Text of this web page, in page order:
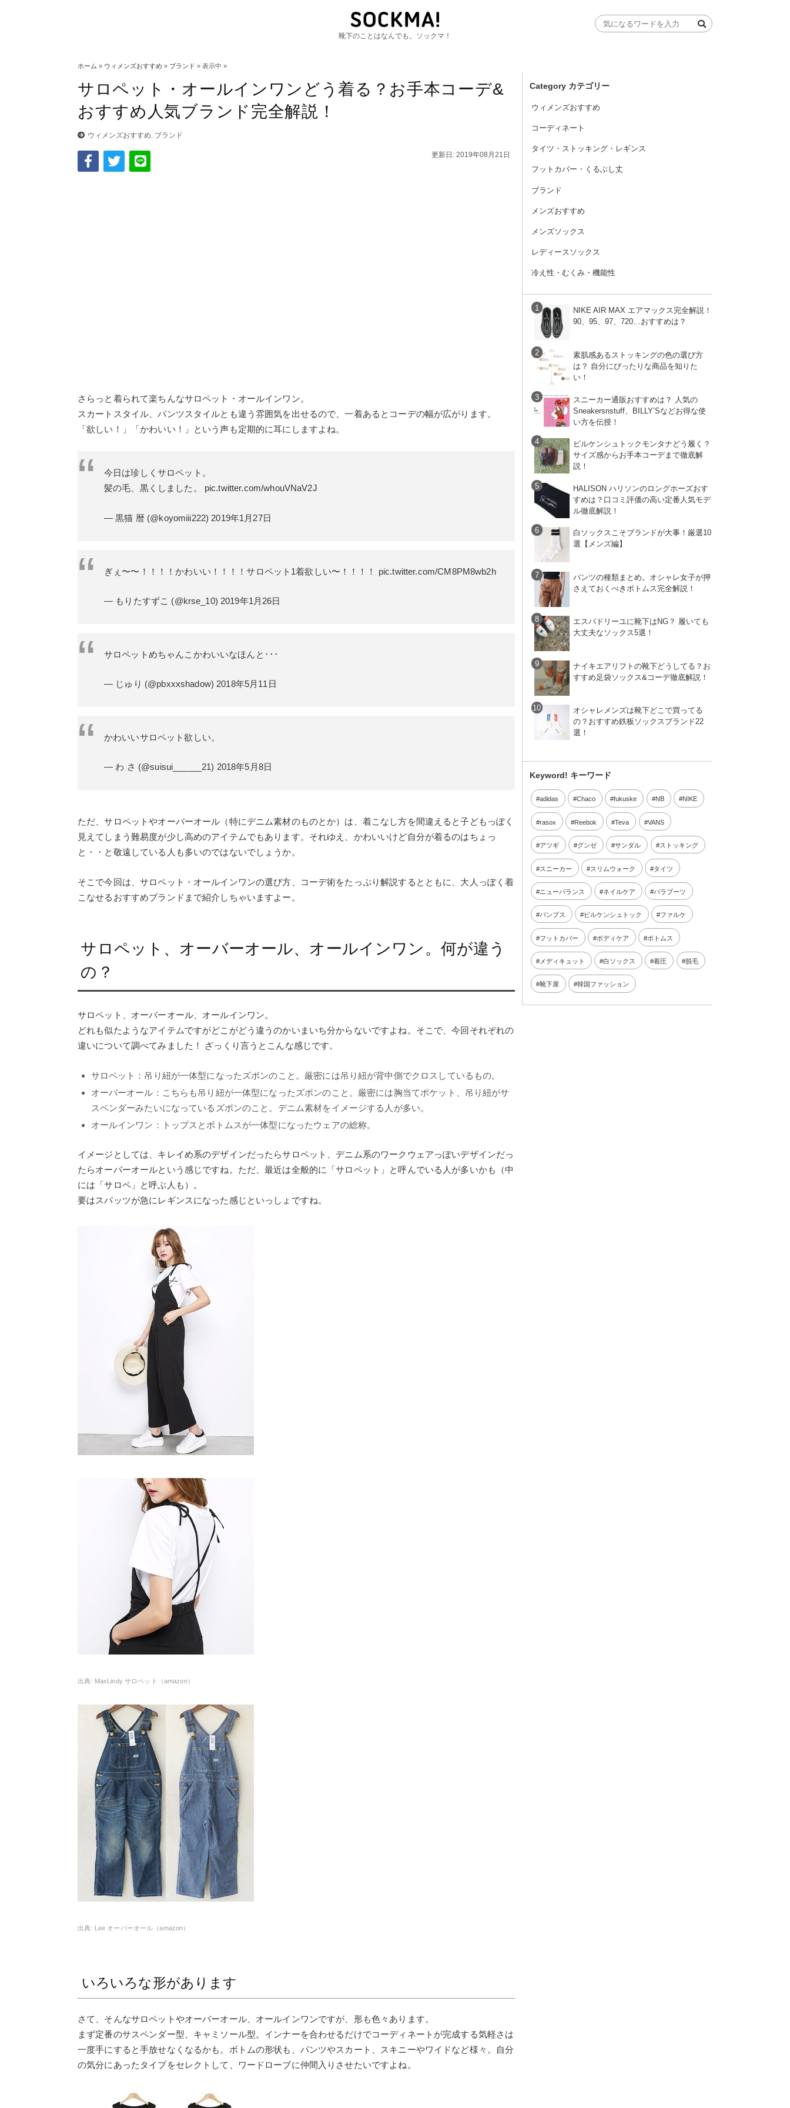
靴下のことはなんでも。ソックマ！
ホーム » ウィメンズおすすめ » ブランド » 表示中 »
サロペット・オールインワンどう着る？お手本コーデ&
おすすめ人気ブランド完全解説！
ウィメンズおすすめ ブランド
更新日: 2019年08月21日
さらっと着られて楽ちんなサロペット・オールインワン。
スカートスタイル、パンツスタイルとも違う雰囲気を出せるので、一着あるとコーデの幅が広がります。
「欲しい！」「かわいい！」という声も定期的に耳にしますよね。
今日は珍しくサロペット。
髪の毛、黒くしました。 pic.twitter.com/whouVNaV2J
— 黒猫 暦 (@koyomiii222) 2019年1月27日
ぎぇ〜〜！！！！かわいい！！！！サロペット1着欲しい〜！！！！ pic.twitter.com/CM8PM8wb2h
— もりたすずこ (@krse_10) 2019年1月26日
サロペットめちゃんこかわいいなほんと･･･
— じゅり (@pbxxxshadow) 2018年5月11日
かわいいサロペット欲しい。
— わ さ (@suisui______21) 2018年5月8日
ただ、サロペットやオーバーオール（特にデニム素材のものとか）は、着こなし方を間違えると子どもっぽく
見えてしまう難易度が少し高めのアイテムでもあります。それゆえ、かわいいけど自分が着るのはちょっ
と・・と敬遠している人も多いのではないでしょうか。
そこで今回は、サロペット・オールインワンの選び方、コーデ術をたっぷり解説するとともに、大人っぽく着
こなせるおすすめブランドまで紹介しちゃいますよー。
サロペット、オーバーオール、オールインワン。何が違う
の？
サロペット、オーバーオール、オールインワン。
どれも似たようなアイテムですがどこがどう違うのかいまいち分からないですよね。そこで、今回それぞれの
違いについて調べてみました！ ざっくり言うとこんな感じです。
サロペット：吊り紐が一体型になったズボンのこと。厳密には吊り紐が背中側でクロスしているもの。
オーバーオール：こちらも吊り紐が一体型になったズボンのこと。厳密には胸当てポケット、吊り紐がサ
スペンダーみたいになっているズボンのこと。デニム素材をイメージする人が多い。
オールインワン：トップスとボトムスが一体型になったウェアの総称。
イメージとしては、キレイめ系のデザインだったらサロペット、デニム系のワークウェアっぽいデザインだっ
たらオーバーオールという感じですね。ただ、最近は全般的に「サロペット」と呼んでいる人が多いかも（中
には「サロペ」と呼ぶ人も）。
要はスパッツが急にレギンスになった感じといっしょですね。
MaxLindy サロペット（amazon）
Lee オーバーオール（amazon）
いろいろな形があります
さて、そんなサロペットやオーバーオール、オールインワンですが、形も色々あります。
まず定番のサスペンダー型、キャミソール型。インナーを合わせるだけでコーディネートが完成する気軽さは
一度手にすると手放せなくなるかも。ボトムの形状も、パンツやスカート、スキニーやワイドなど様々。自分
の気分にあったタイプをセレクトして、ワードローブに仲間入りさせたいですよね。
Category カテゴリー
ウィメンズおすすめ
コーディネート
タイツ・ストッキング・レギンス
フットカバー・くるぶし丈
ブランド
メンズおすすめ
メンズソックス
レディースソックス
冷え性・むくみ・機能性
NIKE AIR MAX エアマックス完全解説！
90、95、97、720…おすすめは？
素肌感あるストッキングの色の選び方
は？ 自分にぴったりな商品を知りた
い！
スニーカー通販おすすめは？ 人気の
Sneakersnstuff、BILLY’Sなどお得な使
い方を伝授！
ビルケンシュトックモンタナどう履く？
サイズ感からお手本コーデまで徹底解
説！
HALISON ハリソンのロングホーズおす
すめは？口コミ評価の高い定番人気モデ
ル徹底解説！
白ソックスこそブランドが大事！厳選10
選【メンズ編】
パンツの種類まとめ。オシャレ女子が押
さえておくべきボトムス完全解説！
エスパドリーユに靴下はNG？ 履いても
大丈夫なソックス5選！
ナイキエアリフトの靴下どうしてる？お
すすめ足袋ソックス&コーデ徹底解説！
オシャレメンズは靴下どこで買ってる
の？おすすめ鉄板ソックスブランド22
選！
Keyword! キーワード
adidas Chaco fukuske NB NIKE
rasox Reebok Teva VANS
アツギ グンゼ サンダル ストッキング
スニーカー スリムウォーク タイツ
ニューバランス ネイルケア パラブーツ
パンプス ビルケンシュトック ファルケ
フットカバー ボディケア ボトムス
メディキュット 白ソックス 着圧 脱毛
靴下屋 韓国ファッション